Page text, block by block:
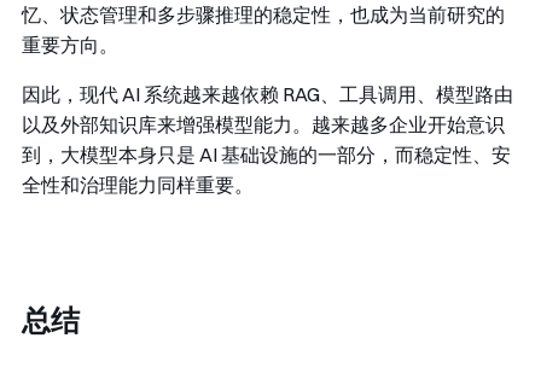
忆、状态管理和多步骤推理的稳定性，也成为当前研究的
重要方向。
因此，现代 AI 系统越来越依赖 RAG、工具调用、模型路由
以及外部知识库来增强模型能力。越来越多企业开始意识
到，大模型本身只是 AI 基础设施的一部分，而稳定性、安
全性和治理能力同样重要。
总结